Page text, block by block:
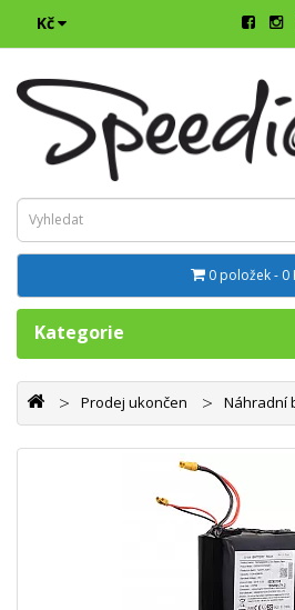
Kč
0 položek - 0
Kategorie
Prodej ukončen Náhradní